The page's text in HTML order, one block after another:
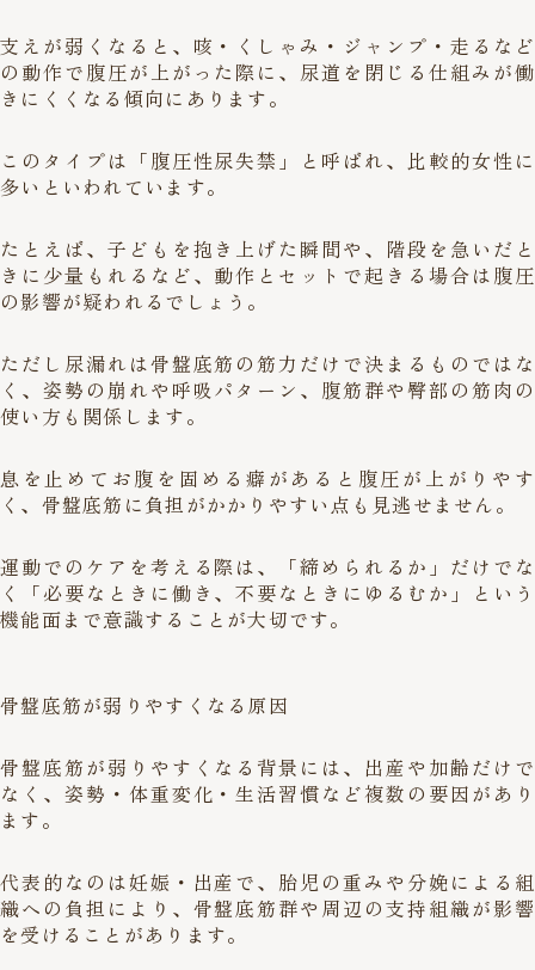
支えが弱くなると、咳・くしゃみ・ジャンプ・走るなど
の動作で腹圧が上がった際に、尿道を閉じる仕組みが働
きにくくなる傾向にあります。
このタイプは「腹圧性尿失禁」と呼ばれ、比較的女性に
多いといわれています。
たとえば、子どもを抱き上げた瞬間や、階段を急いだと
きに少量もれるなど、動作とセットで起きる場合は腹圧
の影響が疑われるでしょう。
ただし尿漏れは骨盤底筋の筋力だけで決まるものではな
く、姿勢の崩れや呼吸パターン、腹筋群や臀部の筋肉の
使い方も関係します。
息を止めてお腹を固める癖があると腹圧が上がりやす
く、骨盤底筋に負担がかかりやすい点も見逃せません。
運動でのケアを考える際は、「締められるか」だけでな
く「必要なときに働き、不要なときにゆるむか」という
機能面まで意識することが大切です。
骨盤底筋が弱りやすくなる原因
骨盤底筋が弱りやすくなる背景には、出産や加齢だけで
なく、姿勢・体重変化・生活習慣など複数の要因があり
ます。
代表的なのは妊娠・出産で、胎児の重みや分娩による組
織への負担により、骨盤底筋群や周辺の支持組織が影響
を受けることがあります。